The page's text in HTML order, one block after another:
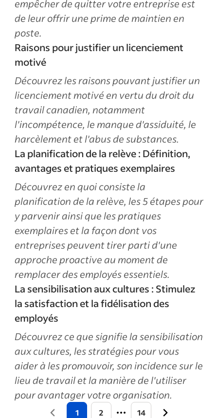
empêcher de quitter votre entreprise est
de leur offrir une prime de maintien en
poste.
Raisons pour justifier un licenciement
motivé
Découvrez les raisons pouvant justifier un
licenciement motivé en vertu du droit du
travail canadien, notamment
l'incompétence, le manque d'assiduité, le
harcèlement et l'abus de substances.
La planification de la relève : Définition,
avantages et pratiques exemplaires
Découvrez en quoi consiste la
planification de la relève, les 5 étapes pour
y parvenir ainsi que les pratiques
exemplaires et la façon dont vos
entreprises peuvent tirer parti d'une
approche proactive au moment de
remplacer des employés essentiels.
La sensibilisation aux cultures : Stimulez
la satisfaction et la fidélisation des
employés
Découvrez ce que signifie la sensibilisation
aux cultures, les stratégies pour vous
aider à les promouvoir, son incidence sur le
lieu de travail et la manière de l'utiliser
pour avantager votre organisation.
1 2 14